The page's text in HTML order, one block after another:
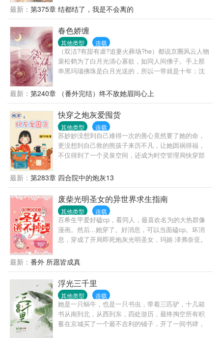
顶峰
救他呀?身边的坏男人们能不能离他远一点？无尽的掠
夺与强制，窒息的占有欲，无数次的恐吓，让本就胆
小惜命的宋玉无处可逃，只能被束缚在一个个名为爱
的圈套中。不仅如此，除了主角攻，身边的每一个人
都好像对他虎视眈眈。“宝宝，你离开我的每一刻我都
要疯了，所以我们一起死好吗?”“至死也不能将我们分
开！”注：攻真的很BT，真的是大BT。
最新： 第375章 结都结了，我是不会离的
春色娇缠
其他类型 连载
（双洁?有甜有虐?追妻火葬场?he）都说京圈风云人物
裴松鹤为了白月光清心寡欲，如同人间佛子。手上那
串黑玛瑙佛珠是白月光送的，所以一带就是十年；沈
她肚子里的孩子是哪来的？-后来，圈里都在传裴松鹤
为沈知懿走下神坛。在藏北幕天席地的风雪中，为产
房中的她磕了足足九十九个等身长头。他额上血液殷
红的流过眼角，嗓音沙哑，“知懿，嫁给我，孩子需要
一个父亲。”她却抱着孩子冷笑，“小叔叔，不必那么麻
烦，我可以去父留子。”-他也不知自己究竟从何时开始
动情。或许是在某个乍暖还寒的季节，她与春风脚步
重叠，吹乱了他心中的荒野。
最新： 第240章 （番外完结）终不敌她眉间心上
快穿之炮灰爱囤货
其他类型 连载
苏妙妙没想到自己难得一次的善心竟然要了她的命，
更没想到自己救的熊孩子来历不凡，让她因祸得福，
不仅得到了一个灵泉空间，还成为时空管理局快穿部
一遍完成炮灰的心愿，一边囤囤囤，小日子不要太爽
哦~~世界1：七零炮灰女知青（已完成）世界2:恋综里
的女炮灰（已完成）世界3:末世工具人炮灰（已完成）
世界4:嫡女重生文中的炮灰（已完成）世界5:六零冤种
炮灰不干了（已完成）世界6:修真文中的炮灰女配（已
完成）世界7:炮灰真千金（进行中…）排雷：新手小
白，请小天使们轻拍～
最新： 第283章 四合院中的炮灰13
废柴光明圣女的异世界求生指南
其他类型 连载
百希生平爱好磕cp，看同人，最喜欢名为的大热群像
漫画。然后...她穿了。好消息，可以当面磕cp。坏消
息，穿成了开局即死炮灰光明圣女，玛姬·泽弗奈亚。
剧情，疯狂扭转命运，偶尔磕一口糖安抚受伤的心。
等她缓过神，她不仅成功活了下来，把圣职做大做
强，从废物冒牌圣女变成真圣女，还成了全系魔法
师，神格近在咫尺。推的cp们，也在不知不觉间全都
环绕在她的身边。百希以为终于可以开始她最爱的环
节了，谁知她的心声，早在不经意间，被喜欢上她的
正主们听的一清二楚。终于在她沉迷嗑糖无法自拔之
时，忍无可忍的正主们摁住了她。正经版简介：科拉
最新： 番外 所愿皆成真
浮光三千里
其他类型 连载
她是一只蜗牛，也是一只书虫，带着三匹驴，十几箱
书从南到北，从西到东，四处游历，最终掏空所有积
蓄在京城买了一个最不吉利的铺子，开了一间书肆，